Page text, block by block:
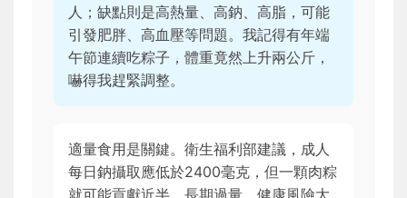
人；缺點則是高熱量、高鈉、高脂，可能
引發肥胖、高血壓等問題。我記得有年端
午節連續吃粽子，體重竟然上升兩公斤，
嚇得我趕緊調整。
適量食用是關鍵。衛生福利部建議，成人
每日鈉攝取應低於2400毫克，但一顆肉粽